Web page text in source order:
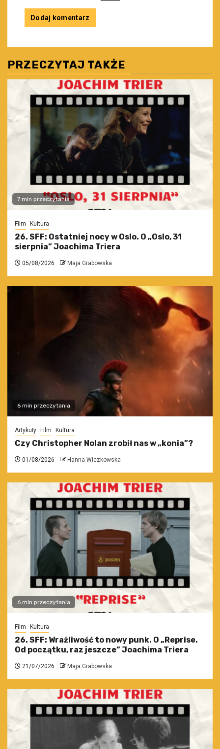
PRZECZYTAJ TAKŻE
7 min przeczytania
Film Kultura
26. SFF: Ostatniej nocy w Oslo. O „Oslo, 31
sierpnia” Joachima Triera
05/08/2026 Maja Grabowska
6 min przeczytania
Artykuły Film Kultura
Czy Christopher Nolan zrobił nas w „konia”?
01/08/2026 Hanna Wiczkowska
6 min przeczytania
Film Kultura
26. SFF: Wrażliwość to nowy punk. O „Reprise.
Od początku, raz jeszcze” Joachima Triera
21/07/2026 Maja Grabowska